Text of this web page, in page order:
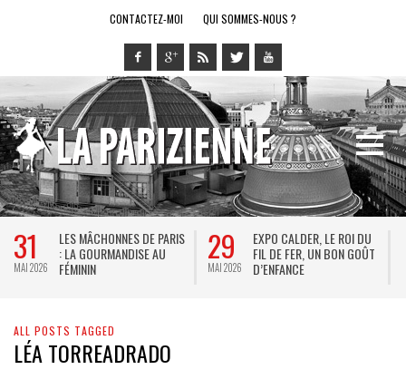
CONTACTEZ-MOI QUI SOMMES-NOUS ?
31
MAI 2026
LES MÂCHONNES DE PARIS
: LA GOURMANDISE AU
FÉMININ
29
MAI 2026
EXPO CALDER, LE ROI DU
FIL DE FER, UN BON GOÛT
D’ENFANCE
ALL POSTS TAGGED
LÉA TORREADRADO